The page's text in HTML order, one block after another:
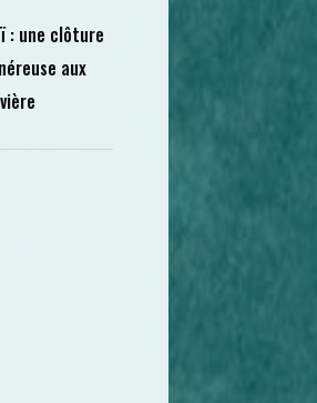
: une clôture
aux